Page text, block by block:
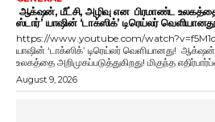
ஆக்‌ஷன், மீட்சி, அழிவு என பிரமாண்ட உலகத்தை
ஸ்டார்’ யாஷின் ‘டாக்ஸிக்’ டிரெய்லர்
https://www.youtube.com/
யாஷின் ‘டாக்ஸிக்’ டிரெய்லர் வெளியானது!
உலகத்தை அறிமுகப்படுத்துகிறது! மிகுந்த
August 9, 2026